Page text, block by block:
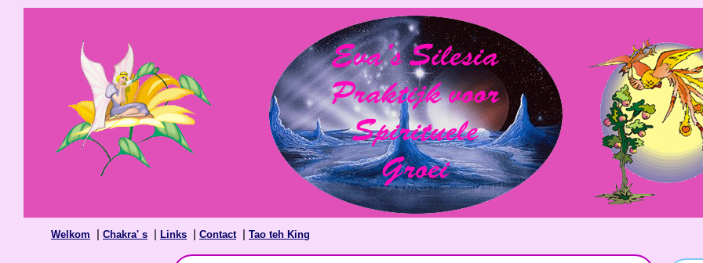
Welkom Chakra' s Links Contact| Tao teh King